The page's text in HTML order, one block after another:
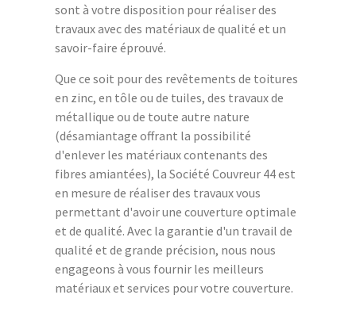
sont à votre disposition pour réaliser des
travaux avec des matériaux de qualité et un
savoir-faire éprouvé.
Que ce soit pour des revêtements de toitures
en zinc, en tôle ou de tuiles, des travaux de
métallique ou de toute autre nature
(désamiantage offrant la possibilité
d'enlever les matériaux contenants des
fibres amiantées), la Société Couvreur 44 est
en mesure de réaliser des travaux vous
permettant d'avoir une couverture optimale
et de qualité. Avec la garantie d'un travail de
qualité et de grande précision, nous nous
engageons à vous fournir les meilleurs
matériaux et services pour votre couverture.